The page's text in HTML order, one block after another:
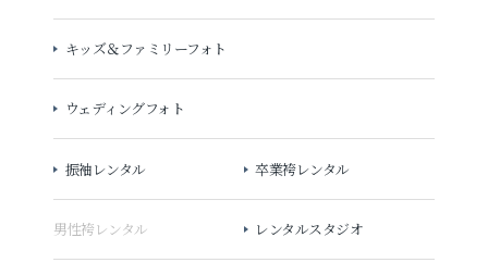
キッズ＆ファミリーフォト
ウェディングフォト
振袖レンタル 卒業袴レンタル
男性袴レンタル レンタルスタジオ